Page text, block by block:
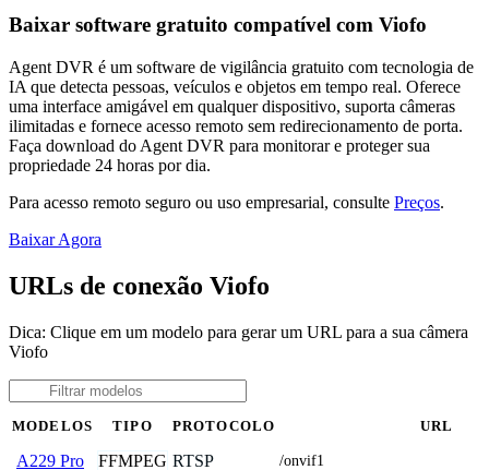
Baixar software gratuito compatível com Viofo
Agent DVR é um software de vigilância gratuito com tecnologia de
IA que detecta pessoas, veículos e objetos em tempo real. Oferece
uma interface amigável em qualquer dispositivo, suporta câmeras
ilimitadas e fornece acesso remoto sem redirecionamento de porta.
Faça download do Agent DVR para monitorar e proteger sua
propriedade 24 horas por dia.
Para acesso remoto seguro ou uso empresarial, consulte Preços.
Baixar Agora
URLs de conexão Viofo
Dica: Clique em um modelo para gerar um URL para a sua câmera
Viofo
MODELOS TIPO PROTOCOLO URL
A229 Pro FFMPEG RTSP /onvif1